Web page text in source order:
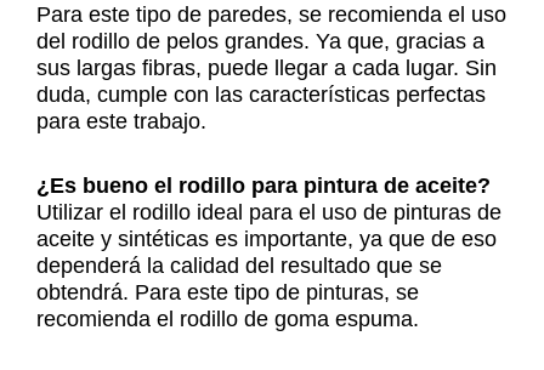
Para este tipo de paredes, se recomienda el uso
del rodillo de pelos grandes. Ya que, gracias a
sus largas fibras, puede llegar a cada lugar. Sin
duda, cumple con las características perfectas
para este trabajo.
¿Es bueno el rodillo para pintura de aceite?
Utilizar el rodillo ideal para el uso de pinturas de
aceite y sintéticas es importante, ya que de eso
dependerá la calidad del resultado que se
obtendrá. Para este tipo de pinturas, se
recomienda el rodillo de goma espuma.